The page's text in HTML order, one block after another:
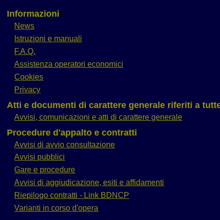
Informazioni
News
Istruzioni e manuali
F.A.Q.
Assistenza operatori economici
Cookies
Privacy
Atti e documenti di carattere generale riferiti a
Avvisi, comunicazioni e atti di carattere generale
Procedure d'appalto e contratti
Avvisi di avvio consultazione
Avvisi pubblici
Gare e procedure
Avvisi di aggiudicazione, esiti e affidamenti
Riepilogo contratti - Link BDNCP
Varianti in corso d'opera